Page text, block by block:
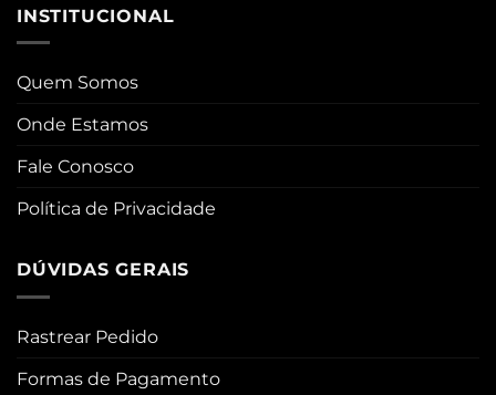
INSTITUCIONAL
Quem Somos
Onde Estamos
Fale Conosco
Política de Privacidade
DÚVIDAS GERAIS
Rastrear Pedido
Formas de Pagamento